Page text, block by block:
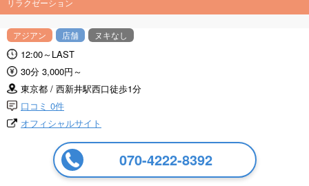
リラクゼーション
アジアン 店舗 ヌキなし
12:00～LAST
30分 3,000円～
東京都 / 西新井駅西口徒歩1分
口コミ 0件
オフィシャルサイト
070-4222-8392